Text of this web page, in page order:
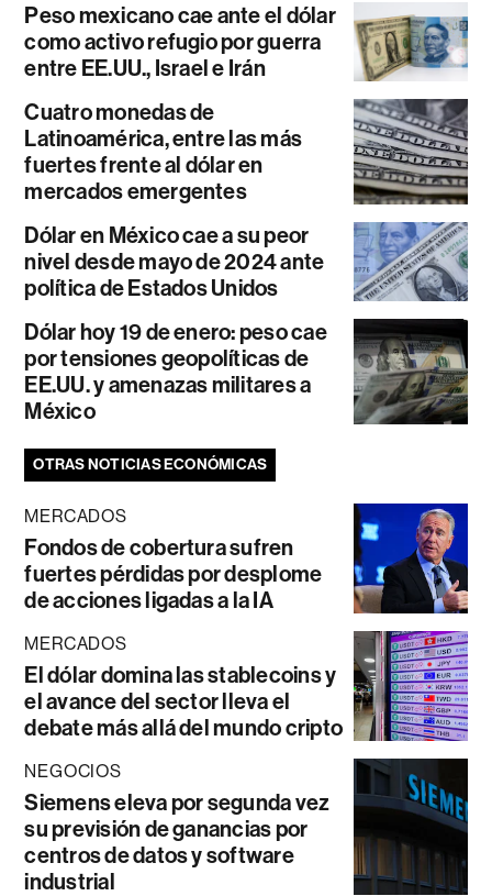
Peso mexicano cae ante el dólar
como activo refugio por guerra
entre EE.UU., Israel e Irán
Cuatro monedas de
Latinoamérica, entre las más
fuertes frente al dólar en
mercados emergentes
Dólar en México cae a su peor
nivel desde mayo de 2024 ante
política de Estados Unidos
Dólar hoy 19 de enero: peso cae
por tensiones geopolíticas de
EE.UU. y amenazas militares a
México
OTRAS NOTICIAS ECONÓMICAS
MERCADOS
Fondos de cobertura sufren
fuertes pérdidas por desplome
de acciones ligadas a la IA
MERCADOS
El dólar domina las stablecoins y
el avance del sector lleva el
debate más allá del mundo cripto
NEGOCIOS
Siemens eleva por segunda vez
su previsión de ganancias por
centros de datos y software
industrial